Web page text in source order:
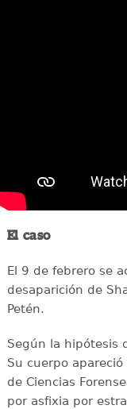
El caso
El 9 de febrero se
desaparición de
Petén.
Según la hipótesis
Su cuerpo
de Ciencias
por asfixia por